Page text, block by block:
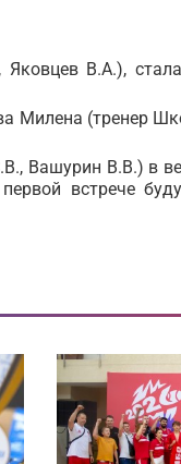
В.А.),
Милена (тренер
Вашурин В.В.) в
встрече